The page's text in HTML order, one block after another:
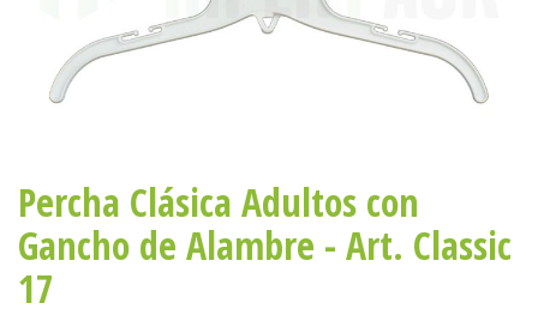
Percha Clásica Adultos con
Gancho de Alambre - Art. Classic
17